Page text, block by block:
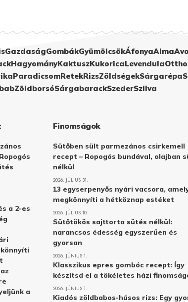
GazdaságGombákGyümölcsökÁfonyaAlma
HagyományKaktuszKukoricaLevendula
ParadicsomRetekRizsZöldségekSárgarépa
ZöldborsóSárgabarackSzederSzilva
a 2-es
a
Finomságok
Sütőben sült parmezános csirkemell
recept – Ropogós bundával, olajban
nélkül
2026. JÚLIUS 31.
13 egyserpenyős nyári vacsora,
megkönnyíti a hétköznap estéket
2026. JÚLIUS 10.
Sütőtökös sajttorta sütés nélkül:
narancsos édesség egyszerűen és
gyorsan
2026. JÚNIUS 1.
Klasszikus epres gombóc recept: Így
készítsd el a tökéletes házi
2026. JÚNIUS 1.
Kiadós zöldbabos-húsos rizs: Egy